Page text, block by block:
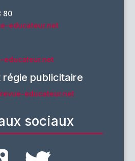
80
educateur.net
educateur.net
régie publicitaire
educateur.net
sociaux